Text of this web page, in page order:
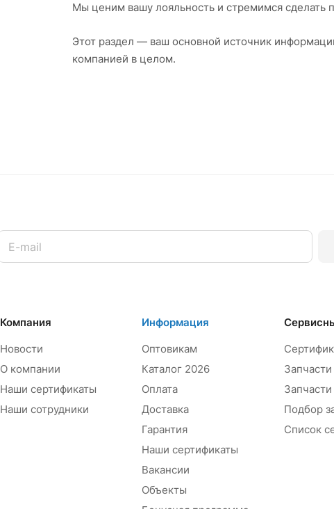
Мы ценим вашу лояльность и стремимся сделать
Этот раздел — ваш основной источник
компанией в целом.
Компания
Новости
О компании
Наши сертификаты
Наши сотрудники
Информация
Оптовикам
Каталог 2026
Оплата
Доставка
Гарантия
Наши сертификаты
Вакансии
Объекты
Подбор
Список